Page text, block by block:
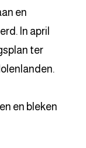
en
In april
ter
en bleken